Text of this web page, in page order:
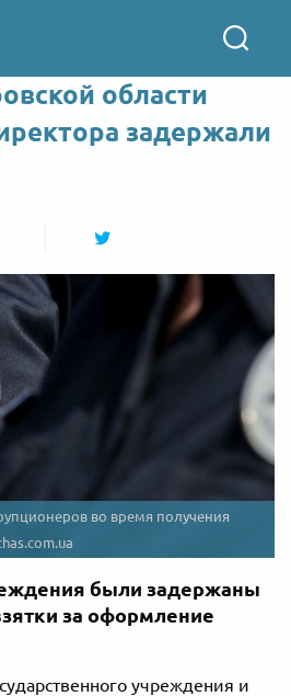
области
задержали
во время получения
были задержаны
за оформление
учреждения и